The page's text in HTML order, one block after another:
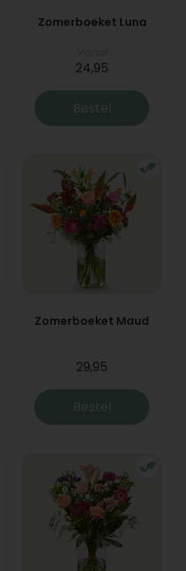
Zomerboeket Luna
24,95
Bestel
Zomerboeket Maud
29,95
Bestel